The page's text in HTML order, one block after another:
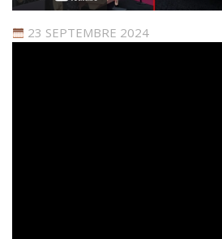
23 SEPTEMBRE 2024